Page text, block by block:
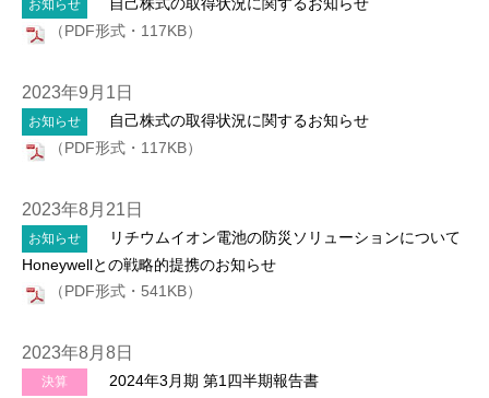
お知らせ
自己株式の取得状況に関するお知らせ
（PDF形式・117KB）
2023年9月1日
お知らせ
自己株式の取得状況に関するお知らせ
（PDF形式・117KB）
2023年8月21日
お知らせ
リチウムイオン電池の防災ソリューションについて
Honeywellとの戦略的提携のお知らせ
（PDF形式・541KB）
2023年8月8日
決算
2024年3月期 第1四半期報告書